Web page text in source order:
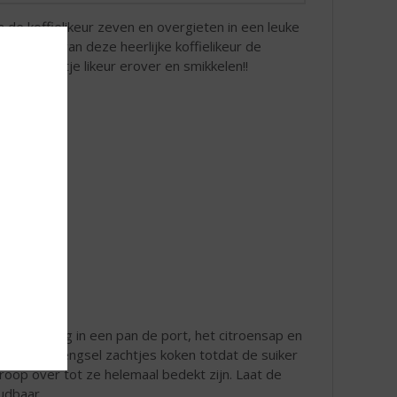
de koffielikeur zeven en overgieten in een leuke
U kunt van deze heerlijke koffielikeur de
Scheutje likeur erover en smikkelen!!
Breng in een pan de port, het citroensap en
dit mengsel zachtjes koken totdat de suiker
over tot ze helemaal bedekt zijn. Laat de